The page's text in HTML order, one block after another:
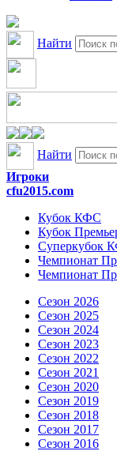
Найти
Найти
Игроки
cfu2015.com
Кубок КФС
Кубок
Суперкубок
Чемпионат
Чемпионат
Сезон 2026
Сезон 2025
Сезон 2024
Сезон 2023
Сезон 2022
Сезон 2021
Сезон 2020
Сезон 2019
Сезон 2018
Сезон 2017
Сезон 2016